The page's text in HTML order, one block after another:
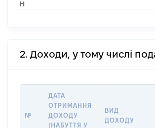
Ні
2. Доходи, у тому числі
№
ДАТА
ОТРИМАННЯ
ДОХОДУ
(НАБУТТЯ У
ВИД
ДОХОДУ